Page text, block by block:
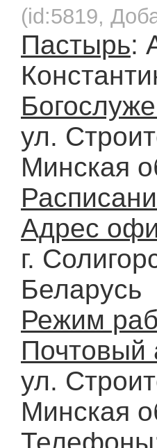
(id:5819,
Пастырь:
ул.
Минская
Адрес
г.
Беларусь
Режим
Почтовый
ул.
Минская